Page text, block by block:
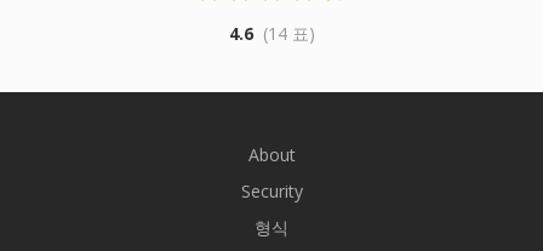
4.6 (14 표)
About
Security
형식